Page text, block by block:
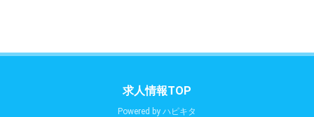
求人情報TOP
Powered by ハピキタ